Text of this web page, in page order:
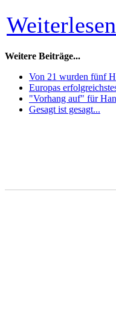
Weitere Beiträge...
Von 21 wurden fünf
Europas
"Vorhang auf" für
Gesagt ist gesagt...